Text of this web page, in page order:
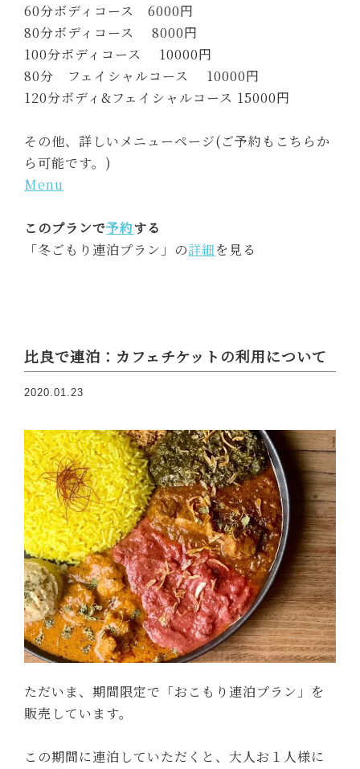
60分ボディコース 6000円
80分ボディコース 8000円
100分ボディコース 10000円
80分 フェイシャルコース 10000円
120分ボディ&フェイシャルコース 15000円
その他、詳しいメニューページ(ご予約もこちらか
ら可能です。)
Menu
このプランで予約する
「冬ごもり連泊プラン」の詳細を見る
比良で連泊：カフェチケットの利用について
2020.01.23
ただいま、期間限定で「おこもり連泊プラン」を
販売しています。
この期間に連泊していただくと、大人お１人様に